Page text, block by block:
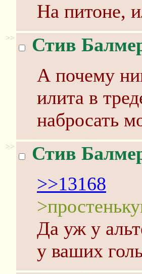
На питоне,
>> Стив
А почему
илита в
набросать
>> Стив
>>13168
Да уж у
у ваших